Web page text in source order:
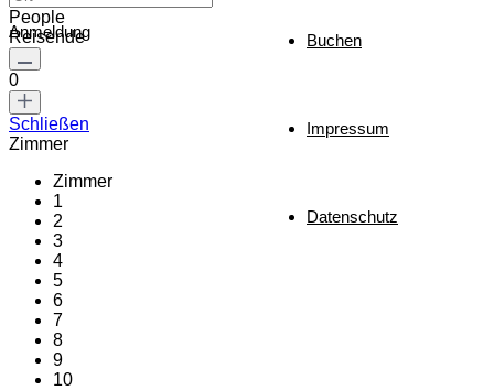
Buchen
Impressum
Datenschutz
Anmeldung
People
Reisende
0
Schließen
Zimmer
Zimmer
1
2
3
4
5
6
7
8
9
10